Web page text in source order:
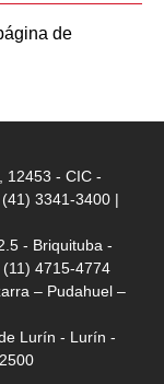
de
12453 - CIC -
3341-3400 |
- Briquituba -
4715-4774
– Pudahuel –
Lurín - Lurín -